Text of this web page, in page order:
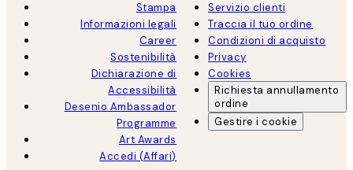
Stampa
Informazioni legali
Career
Sostenibilità
Dichiarazione di
Accessibilità
Desenio Ambassador
Programme
Art Awards
Accedi (Affari)
Servizio clienti
Traccia il tuo ordine
Condizioni di acquisto
Privacy
Cookies
Richiesta annullamento
ordine
Gestire i cookie